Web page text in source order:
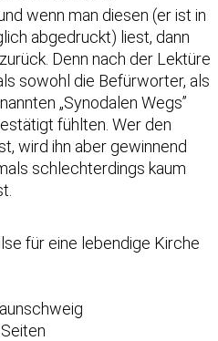
wenn man diesen (er ist in
abgedruckt) liest, dann
Denn nach der Lektüre
sowohl die Befürworter, als
„Synodalen Wegs”
fühlten. Wer den
wird ihn aber gewinnend
schlechterdings kaum
für eine lebendige Kirche